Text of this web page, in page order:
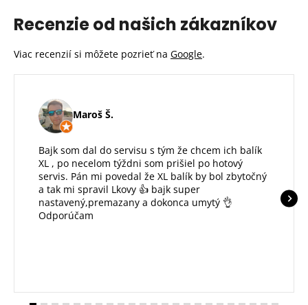
Recenzie od našich zákazníkov
Viac recenzií si môžete pozrieť na Google.
Maroš Š.
Bajk som dal do servisu s tým že chcem ich balík
XL , po necelom týždni som prišiel po hotový
servis. Pán mi povedal že XL balík by bol zbytočný
a tak mi spravil Lkovy 👍 bajk super
nastavený,premazany a dokonca umytý 👌
Odporúčam